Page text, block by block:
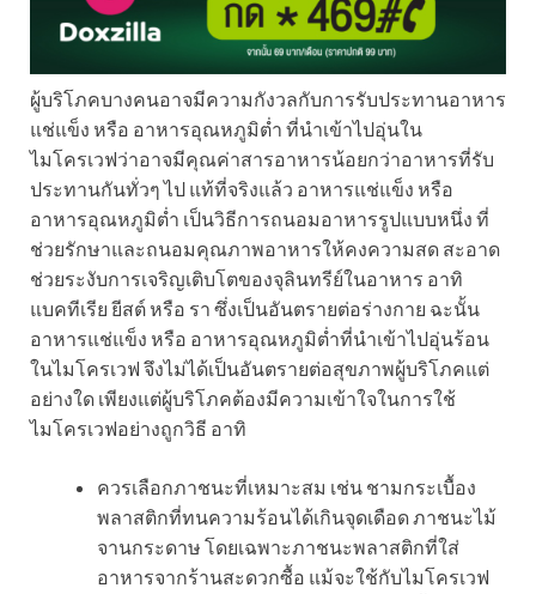
ผู้บริโภคบางคนอาจมีความกังวลกับการรับประทานอาหาร
แช่แข็ง หรือ อาหารอุณหภูมิต่ำ ที่นำเข้าไปอุ่นใน
ไมโครเวฟว่าอาจมีคุณค่าสารอาหารน้อยกว่าอาหารที่รับ
ประทานกันทั่วๆ ไป แท้ที่จริงแล้ว อาหารแช่แข็ง หรือ
อาหารอุณหภูมิต่ำ เป็นวิธีการถนอมอาหารรูปแบบหนึ่ง ที่
ช่วยรักษาและถนอมคุณภาพอาหารให้คงความสด สะอาด
ช่วยระงับการเจริญเติบโตของจุลินทรีย์ในอาหาร อาทิ
แบคทีเรีย ยีสต์ หรือ รา ซึ่งเป็นอันตรายต่อร่างกาย ฉะนั้น
อาหารแช่แข็ง หรือ อาหารอุณหภูมิต่ำที่นำเข้าไปอุ่นร้อน
ในไมโครเวฟ จึงไม่ได้เป็นอันตรายต่อสุขภาพผู้บริโภคแต่
อย่างใด เพียงแต่ผู้บริโภคต้องมีความเข้าใจในการใช้
ไมโครเวฟอย่างถูกวิธี อาทิ
ควรเลือกภาชนะที่เหมาะสม เช่น ชามกระเบื้อง
พลาสติกที่ทนความร้อนได้เกินจุดเดือด ภาชนะไม้
จานกระดาษ โดยเฉพาะภาชนะพลาสติกที่ใส่
อาหารจากร้านสะดวกซื้อ แม้จะใช้กับไมโครเวฟ